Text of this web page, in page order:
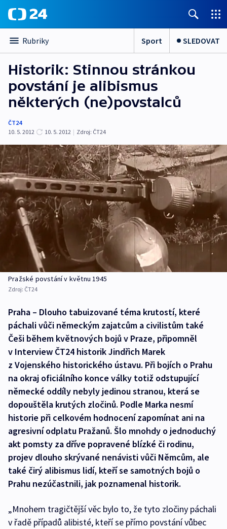
Rubriky Sport SLEDOVAT
Historik: Stinnou stránkou
povstání je alibismus
některých (ne)povstalců
ČT24
10. 5. 2012
10. 5. 2012 | Zdroj: ČT24
Pražské povstání v květnu 1945
Zdroj: ČT24
Praha – Dlouho tabuizované téma krutostí, které
páchali vůči německým zajatcům a civilistům také
Češi během květnových bojů v Praze, připomněl
v Interview ČT24 historik Jindřich Marek
z Vojenského historického ústavu. Při bojích o Prahu
na okraj oficiálního konce války totiž odstupující
německé oddíly nebyly jedinou stranou, která se
dopouštěla krutých zločinů. Podle Marka nesmí
historie při celkovém hodnocení zapomínat ani na
agresivní odplatu Pražanů. Šlo mnohdy o jednoduchý
akt pomsty za dříve popravené blízké či rodinu,
projev dlouho skrývané nenávisti vůči Němcům, ale
také čirý alibismus lidí, kteří se samotných bojů o
Prahu nezúčastnili, jak poznamenal historik.
„Mnohem tragičtější věc bylo to, že tyto zločiny páchali
v řadě případů alibisté, kteří se přímo povstání vůbec